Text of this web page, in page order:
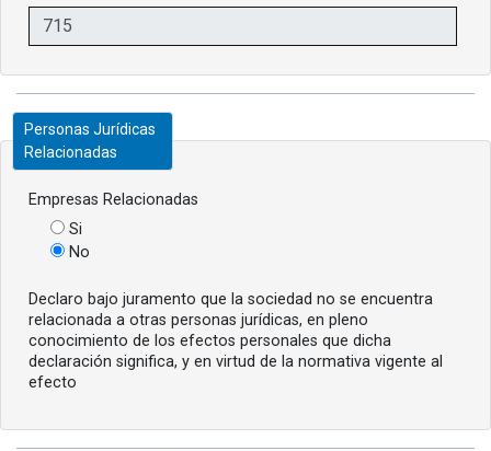
Personas Jurídicas
Relacionadas
Empresas Relacionadas
Si
No
Declaro bajo juramento que la sociedad no se encuentra
relacionada a otras personas jurídicas, en pleno
conocimiento de los efectos personales que dicha
declaración significa, y en virtud de la normativa vigente al
efecto